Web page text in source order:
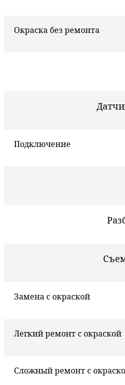
Окраска без ремонта
Подключение
Замена с окраской
Легкий ремонт с окраской
Сложный ремонт с